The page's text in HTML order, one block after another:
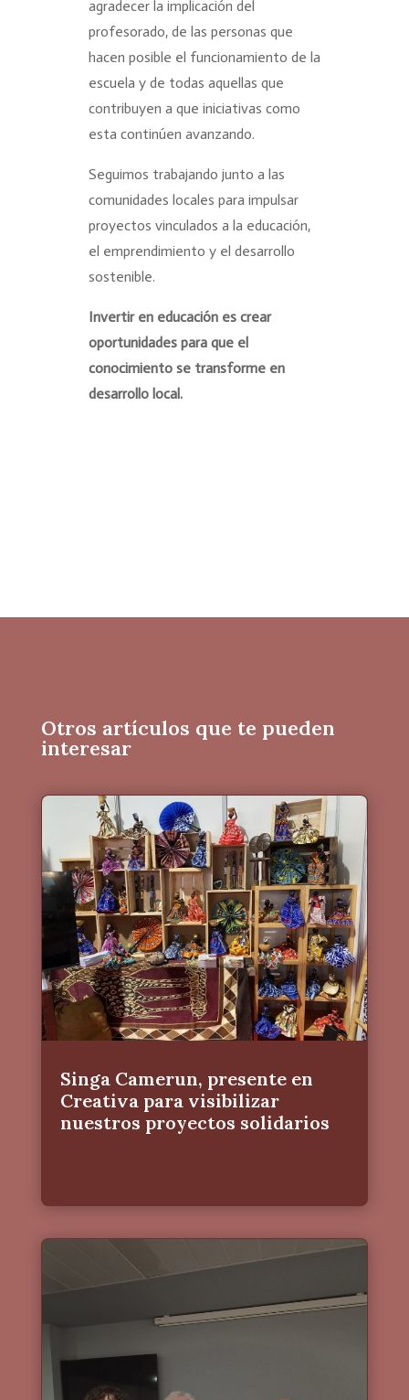
agradecer la implicación del
profesorado, de las personas que
hacen posible el funcionamiento de la
escuela y de todas aquellas que
contribuyen a que iniciativas como
esta continúen avanzando.
Seguimos trabajando junto a las
comunidades locales para impulsar
proyectos vinculados a la educación,
el emprendimiento y el desarrollo
sostenible.
Invertir en educación es crear
oportunidades para que el
conocimiento se transforme en
desarrollo local.
Otros artículos que te pueden
interesar
Singa Camerun, presente en
Creativa para visibilizar
nuestros proyectos solidarios